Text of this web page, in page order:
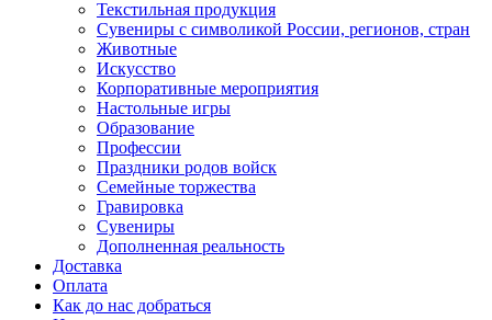
Текстильная продукция
Сувениры с символикой России, регионов, стран
Животные
Искусство
Корпоративные мероприятия
Настольные игры
Образование
Профессии
Праздники родов войск
Семейные торжества
Гравировка
Сувениры
Дополненная реальность
Доставка
Оплата
Как до нас добраться